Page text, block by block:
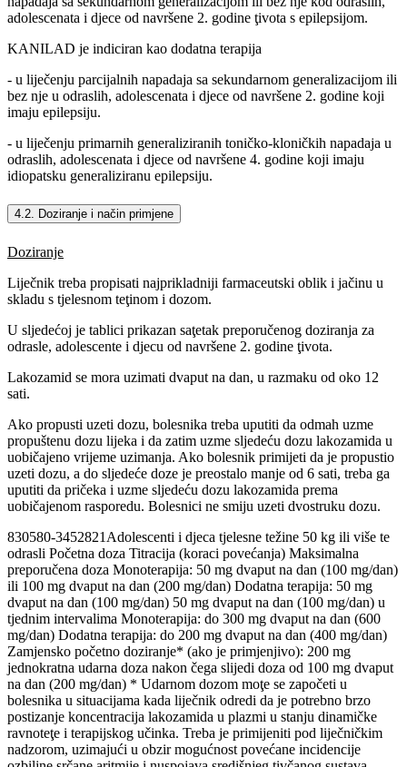
adolescenata i djece od navršene 2. godine ţivota s epilepsijom.
KANILAD je indiciran kao dodatna terapija
- u liječenju parcijalnih napadaja sa sekundarnom generalizacijom ili
bez nje u odraslih, adolescenata i djece od navršene 2. godine koji
imaju epilepsiju.
- u liječenju primarnih generaliziranih toničko-kloničkih napadaja u
odraslih, adolescenata i djece od navršene 4. godine koji imaju
idiopatsku generaliziranu epilepsiju.
4.2. Doziranje i način primjene
Doziranje
Liječnik treba propisati najprikladniji farmaceutski oblik i jačinu u
skladu s tjelesnom teţinom i dozom.
U sljedećoj je tablici prikazan saţetak preporučenog doziranja za
odrasle, adolescente i djecu od navršene 2. godine ţivota.
Lakozamid se mora uzimati dvaput na dan, u razmaku od oko 12
sati.
Ako propusti uzeti dozu, bolesnika treba uputiti da odmah uzme
propuštenu dozu lijeka i da zatim uzme sljedeću dozu lakozamida u
uobičajeno vrijeme uzimanja. Ako bolesnik primijeti da je propustio
uzeti dozu, a do sljedeće doze je preostalo manje od 6 sati, treba ga
uputiti da pričeka i uzme sljedeću dozu lakozamida prema
uobičajenom rasporedu. Bolesnici ne smiju uzeti dvostruku dozu.
830580-3452821Adolescenti i djeca tjelesne težine 50 kg ili više te
odrasli Početna doza Titracija (koraci povećanja) Maksimalna
preporučena doza Monoterapija: 50 mg dvaput na dan (100 mg/dan)
ili 100 mg dvaput na dan (200 mg/dan) Dodatna terapija: 50 mg
dvaput na dan (100 mg/dan) 50 mg dvaput na dan (100 mg/dan) u
tjednim intervalima Monoterapija: do 300 mg dvaput na dan (600
mg/dan) Dodatna terapija: do 200 mg dvaput na dan (400 mg/dan)
Zamjensko početno doziranje* (ako je primjenjivo): 200 mg
jednokratna udarna doza nakon čega slijedi doza od 100 mg dvaput
na dan (200 mg/dan) * Udarnom dozom moţe se započeti u
bolesnika u situacijama kada liječnik odredi da je potrebno brzo
postizanje koncentracija lakozamida u plazmi u stanju dinamičke
ravnoteţe i terapijskog učinka. Treba je primijeniti pod liječničkim
nadzorom, uzimajući u obzir mogućnost povećane incidencije